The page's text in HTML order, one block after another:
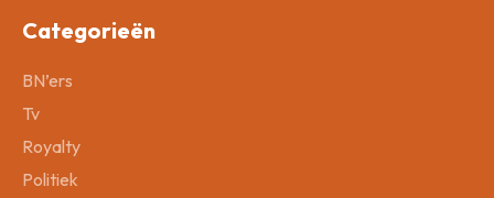
Categorieën
BN’ers
Tv
Royalty
Politiek